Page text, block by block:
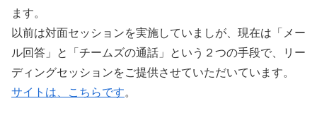
ます。
以前は対面セッションを実施していましが、現在は「メー
ル回答」と「チームズの通話」という２つの手段で、リー
ディングセッションをご提供させていただいています。
サイトは、こちらです。